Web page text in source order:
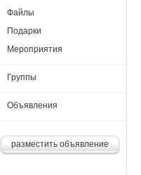
Файлы
Подарки
Мероприятия
Группы
Объявления
разместить объявление